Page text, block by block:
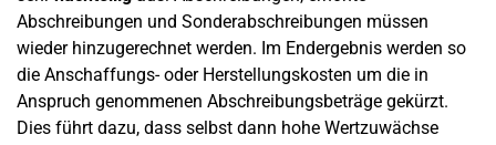
Abschreibungen und Sonderabschreibungen müssen
wieder hinzugerechnet werden. Im Endergebnis werden so
die Anschaffungs- oder Herstellungskosten um die in
Anspruch genommenen Abschreibungsbeträge gekürzt.
Dies führt dazu, dass selbst dann hohe Wertzuwächse